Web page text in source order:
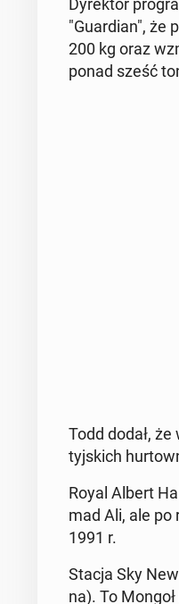
Dy­rek­tor
"Gu­ar­dian", że
200 kg oraz
ponad sześć
Todd dodał,
tyj­skich
Royal Albert
mad Ali, ale po
1991 r.
Stacja Sky
na). To